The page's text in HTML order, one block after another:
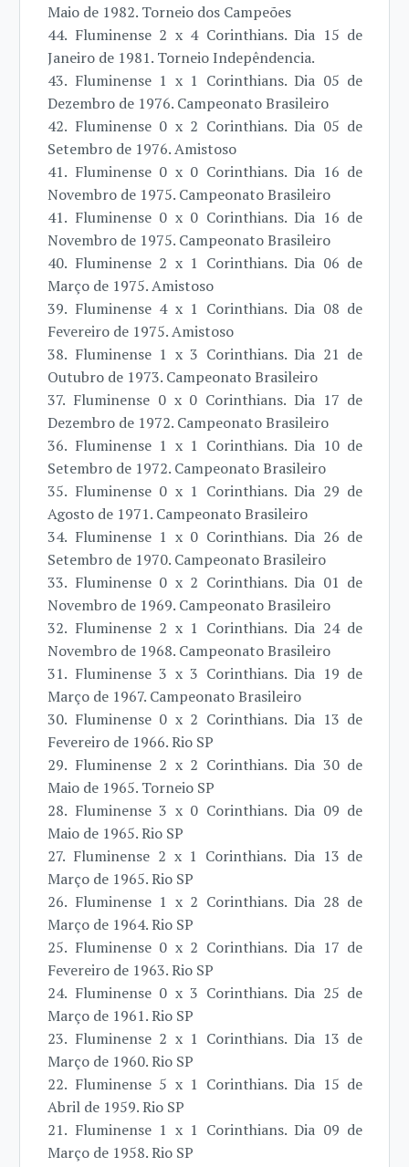
Maio de 1982. Torneio dos Campeões
44. Fluminense 2 x 4 Corinthians. Dia 15 de
Janeiro de 1981. Torneio Indepêndencia.
43. Fluminense 1 x 1 Corinthians. Dia 05 de
Dezembro de 1976. Campeonato Brasileiro
42. Fluminense 0 x 2 Corinthians. Dia 05 de
Setembro de 1976. Amistoso
41. Fluminense 0 x 0 Corinthians. Dia 16 de
Novembro de 1975. Campeonato Brasileiro
41. Fluminense 0 x 0 Corinthians. Dia 16 de
Novembro de 1975. Campeonato Brasileiro
40. Fluminense 2 x 1 Corinthians. Dia 06 de
Março de 1975. Amistoso
39. Fluminense 4 x 1 Corinthians. Dia 08 de
Fevereiro de 1975. Amistoso
38. Fluminense 1 x 3 Corinthians. Dia 21 de
Outubro de 1973. Campeonato Brasileiro
37. Fluminense 0 x 0 Corinthians. Dia 17 de
Dezembro de 1972. Campeonato Brasileiro
36. Fluminense 1 x 1 Corinthians. Dia 10 de
Setembro de 1972. Campeonato Brasileiro
35. Fluminense 0 x 1 Corinthians. Dia 29 de
Agosto de 1971. Campeonato Brasileiro
34. Fluminense 1 x 0 Corinthians. Dia 26 de
Setembro de 1970. Campeonato Brasileiro
33. Fluminense 0 x 2 Corinthians. Dia 01 de
Novembro de 1969. Campeonato Brasileiro
32. Fluminense 2 x 1 Corinthians. Dia 24 de
Novembro de 1968. Campeonato Brasileiro
31. Fluminense 3 x 3 Corinthians. Dia 19 de
Março de 1967. Campeonato Brasileiro
30. Fluminense 0 x 2 Corinthians. Dia 13 de
Fevereiro de 1966. Rio SP
29. Fluminense 2 x 2 Corinthians. Dia 30 de
Maio de 1965. Torneio SP
28. Fluminense 3 x 0 Corinthians. Dia 09 de
Maio de 1965. Rio SP
27. Fluminense 2 x 1 Corinthians. Dia 13 de
Março de 1965. Rio SP
26. Fluminense 1 x 2 Corinthians. Dia 28 de
Março de 1964. Rio SP
25. Fluminense 0 x 2 Corinthians. Dia 17 de
Fevereiro de 1963. Rio SP
24. Fluminense 0 x 3 Corinthians. Dia 25 de
Março de 1961. Rio SP
23. Fluminense 2 x 1 Corinthians. Dia 13 de
Março de 1960. Rio SP
22. Fluminense 5 x 1 Corinthians. Dia 15 de
Abril de 1959. Rio SP
21. Fluminense 1 x 1 Corinthians. Dia 09 de
Março de 1958. Rio SP